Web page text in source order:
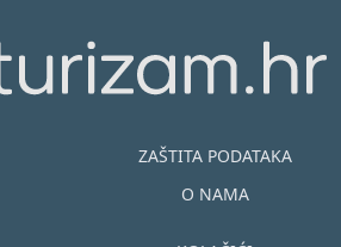
ZAŠTITA PODATAKA
O NAMA